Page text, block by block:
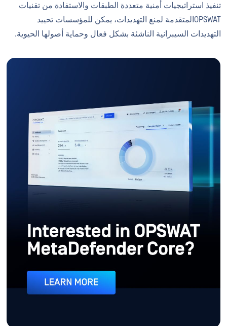
تنفيذ استراتيجيات أمنية متعددة الطبقات والاستفادة من تقنيات
OPSWATالمتقدمة لمنع التهديدات، يمكن للمؤسسات تحييد
التهديدات السيبرانية الناشئة بشكل فعال وحماية أصولها الحيوية.
هل أنت مهتم بـ OPSWAT MetaDefender Core